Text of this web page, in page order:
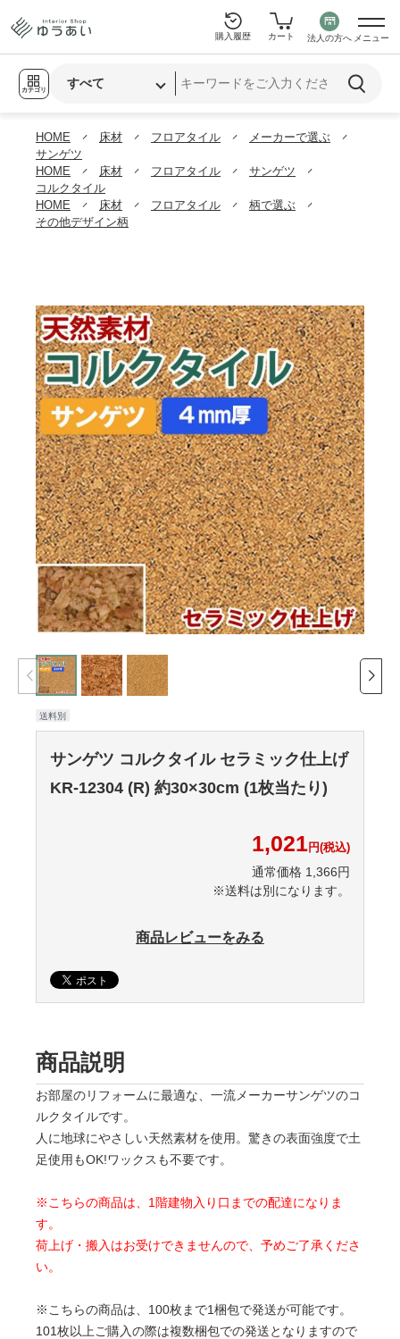
カテゴリ
購入履歴 カート 法人の方へ メニュー
HOME 床材 フロアタイル
メーカーで選ぶ
サンゲツ
HOME
床材 フロアタイル
サンゲツ
コルクタイル
HOME
床材 フロアタイル
柄で選ぶ
その他デザイン柄
送料別
サンゲツ コルクタイル セラミック仕上げ
KR-12304 (R) 約30×30cm (1枚当たり)
1,021円(税込)
通常価格 1,366円
※送料は別になります。
商品レビューをみる
商品説明
お部屋のリフォームに最適な、一流メーカーサンゲツのコ
ルクタイルです。
人に地球にやさしい天然素材を使用。驚きの表面強度で土
足使用もOK!ワックスも不要です。
※こちらの商品は、1階建物入り口までの配達になりま
す。
荷上げ・搬入はお受けできませんので、予めご了承くださ
い。
※こちらの商品は、100枚まで1梱包で発送が可能です。
101枚以上ご購入の際は複数梱包での発送となりますので